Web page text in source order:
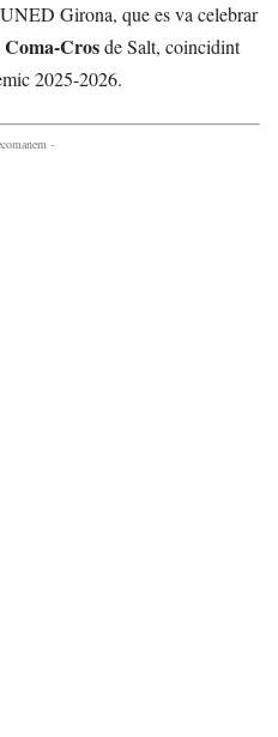
Girona, que es va celebrar
Crosde Salt, coincidint
2025-2026.
-